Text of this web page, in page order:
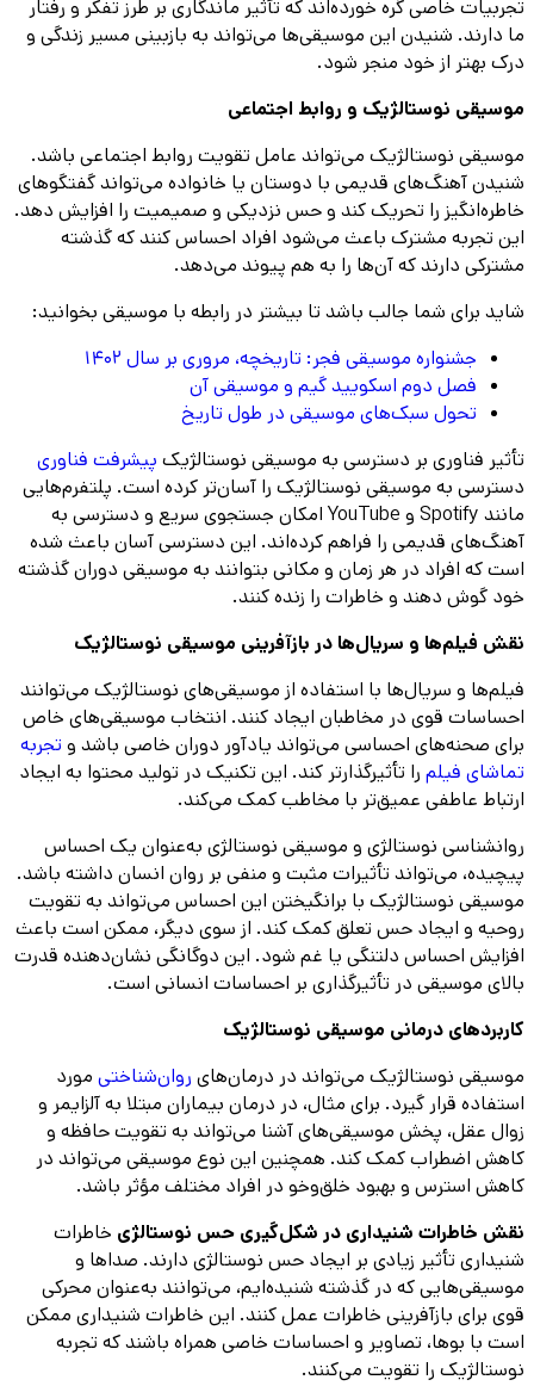
تجربیات خاصی گره خورده‌اند که تأثیر ماندگاری بر طرز تفکر و رفتار
ما دارند. شنیدن این موسیقی‌ها می‌تواند به بازبینی مسیر زندگی و
درک بهتر از خود منجر شود.
موسیقی نوستالژیک و روابط اجتماعی
موسیقی نوستالژیک می‌تواند عامل تقویت روابط اجتماعی باشد.
شنیدن آهنگ‌های قدیمی با دوستان یا خانواده می‌تواند گفتگوهای
خاطره‌انگیز را تحریک کند و حس نزدیکی و صمیمیت را افزایش دهد.
این تجربه مشترک باعث می‌شود افراد احساس کنند که گذشته
مشترکی دارند که آن‌ها را به هم پیوند می‌دهد.
شاید برای شما جالب باشد تا بیشتر در رابطه با موسیقی بخوانید:
جشنواره موسیقی فجر: تاریخچه، مروری بر سال 1402
فصل دوم اسکویید گیم و موسیقی آن
تحول سبک‌های موسیقی در طول تاریخ
تأثیر فناوری بر دسترسی به موسیقی نوستالژیک پیشرفت فناوری
دسترسی به موسیقی نوستالژیک را آسان‌تر کرده است. پلتفرم‌هایی
مانند Spotify و YouTube امکان جستجوی سریع و دسترسی به
آهنگ‌های قدیمی را فراهم کرده‌اند. این دسترسی آسان باعث شده
است که افراد در هر زمان و مکانی بتوانند به موسیقی دوران گذشته
خود گوش دهند و خاطرات را زنده کنند.
نقش فیلم‌ها و سریال‌ها در بازآفرینی موسیقی نوستالژیک
فیلم‌ها و سریال‌ها با استفاده از موسیقی‌های نوستالژیک می‌توانند
احساسات قوی در مخاطبان ایجاد کنند. انتخاب موسیقی‌های خاص
برای صحنه‌های احساسی می‌تواند یادآور دوران خاصی باشد و تجربه
تماشای فیلم را تأثیرگذارتر کند. این تکنیک در تولید محتوا به ایجاد
ارتباط عاطفی عمیق‌تر با مخاطب کمک می‌کند.
روانشناسی نوستالژی و موسیقی نوستالژی به‌عنوان یک احساس
پیچیده، می‌تواند تأثیرات مثبت و منفی بر روان انسان داشته باشد.
موسیقی نوستالژیک با برانگیختن این احساس می‌تواند به تقویت
روحیه و ایجاد حس تعلق کمک کند. از سوی دیگر، ممکن است باعث
افزایش احساس دلتنگی یا غم شود. این دوگانگی نشان‌دهنده قدرت
بالای موسیقی در تأثیرگذاری بر احساسات انسانی است.
کاربردهای درمانی موسیقی نوستالژیک
موسیقی نوستالژیک می‌تواند در درمان‌های روان‌شناختی مورد
استفاده قرار گیرد. برای مثال، در درمان بیماران مبتلا به آلزایمر و
زوال عقل، پخش موسیقی‌های آشنا می‌تواند به تقویت حافظه و
کاهش اضطراب کمک کند. همچنین این نوع موسیقی می‌تواند در
کاهش استرس و بهبود خلق‌وخو در افراد مختلف مؤثر باشد.
نقش خاطرات شنیداری در شکل‌گیری حس نوستالژی خاطرات
شنیداری تأثیر زیادی بر ایجاد حس نوستالژی دارند. صداها و
موسیقی‌هایی که در گذشته شنیده‌ایم، می‌توانند به‌عنوان محرکی
قوی برای بازآفرینی خاطرات عمل کنند. این خاطرات شنیداری ممکن
است با بوها، تصاویر و احساسات خاصی همراه باشند که تجربه
نوستالژیک را تقویت می‌کنند.